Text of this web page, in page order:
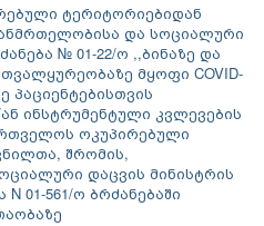
ტერიტორიებიდან
და სოციალური
№ 01-22/ო ,,ბინაზე და
მყოფი COVID-
პაციენტებისთვის
ინსტრუმენტული კვლევების
ოკუპირებული
შრომის,
დაცვის მინისტრის
01-561/ო ბრძანებაში